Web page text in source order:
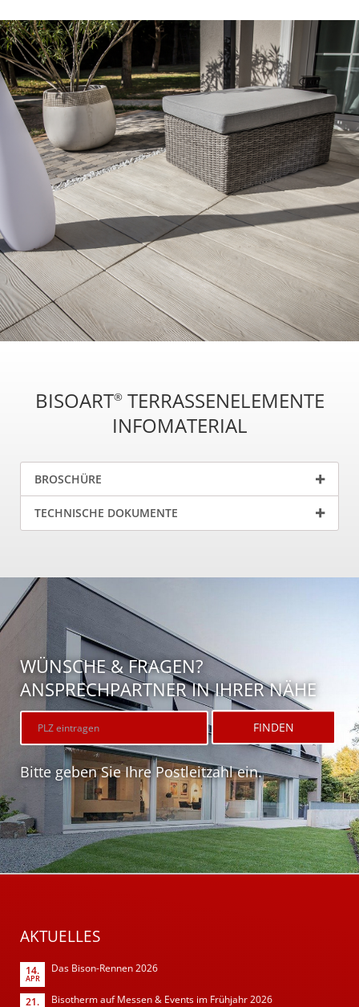
BISOART®TERRASSENELEMENTE
INFOMATERIAL
BROSCHÜRE
TECHNISCHE DOKUMENTE
WÜNSCHE & FRAGEN?
ANSPRECHPARTNER IN IHRER NÄHE
Bitte geben Sie Ihre Postleitzahl ein.
AKTUELLES
14.
APR
Das Bison-Rennen 2026
21. Bisotherm auf Messen & Events im Frühjahr 2026